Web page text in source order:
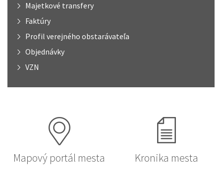
Majetkové transfery
Faktúry
Profil verejného obstarávateľa
Objednávky
VZN
Mapový portál mesta Kronika mesta